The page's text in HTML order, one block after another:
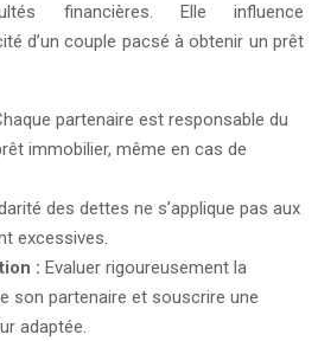
financières. Elle influence
d’un couple pacsé à obtenir un prêt
partenaire est responsable du
immobilier, même en cas de
des dettes ne s’applique pas aux
excessives.
: Evaluer rigoureusement la
son partenaire et souscrire une
adaptée.